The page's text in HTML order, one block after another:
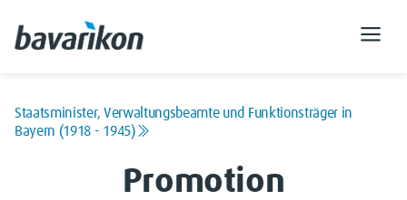
Staatsminister, Verwaltungsbeamte und Funktionsträger in
Bayern (1918 - 1945)
Promotion